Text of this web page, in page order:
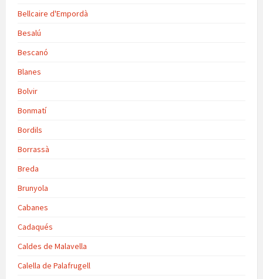
Bellcaire d'Empordà
Besalú
Bescanó
Blanes
Bolvir
Bonmatí
Bordils
Borrassà
Breda
Brunyola
Cabanes
Cadaqués
Caldes de Malavella
Calella de Palafrugell